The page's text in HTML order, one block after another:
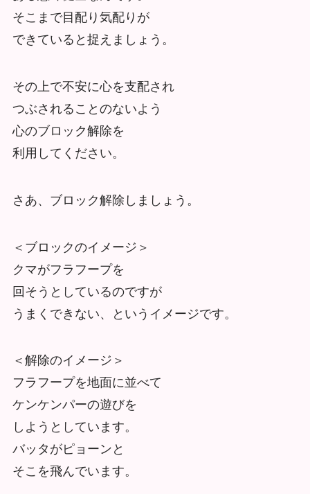
そこまで目配り気配りが
できていると捉えましょう。
その上で不安に心を支配され
つぶされることのないよう
心のブロック解除を
利用してください。
さあ、ブロック解除しましょう。
＜ブロックのイメージ＞
クマがフラフープを
回そうとしているのですが
うまくできない、というイメージです。
＜解除のイメージ＞
フラフープを地面に並べて
ケンケンパーの遊びを
しようとしています。
バッタがピョーンと
そこを飛んでいます。